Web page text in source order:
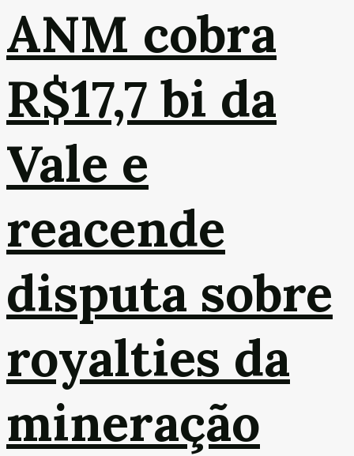
ANM cobra
R$17,7 bi da
Vale e
reacende
disputa sobre
royalties da
mineração